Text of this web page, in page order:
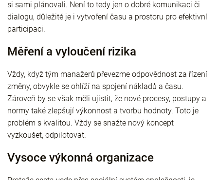
si sami plánovali. Není to tedy jen o dobré komunikaci či
dialogu, důležité je i vytvoření času a prostoru pro efektivní
participaci.
Měření a vyloučení rizika
Vždy, když tým manažerů převezme odpovědnost za řízení
změny, obvykle se ohlíží na spojení nákladů a času.
Zároveň by se však měli ujistit, že nové procesy, postupy a
normy také zlepšují výkonnost a tvorbu hodnoty. Toto je
problém s kvalitou. Vždy se snažte nový koncept
vyzkoušet, odpilotovat.
Vysoce výkonná organizace